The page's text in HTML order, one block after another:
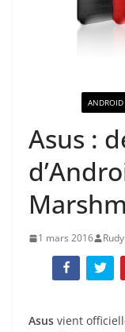
ANDROID
Asus :
1 mars 2016 Rudy
Asus vient